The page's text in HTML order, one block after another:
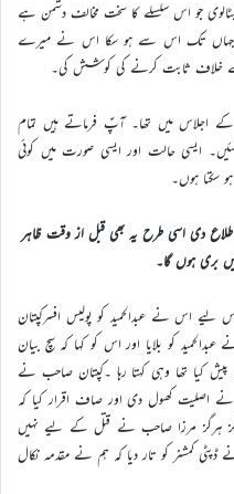
بٹالوی جو اس سلسلے کا سخت مخالف دشمن ہے
جہاں تک اس سے ہو سکا اس نے میرے
خلاف ثابت کرنے کی کوشش کی۔
کے اجلاس میں تھا۔ آپؑ فرماتے ہیں تمام
ایسی حالت اور ایسی صورت میں کوئی
سکتا ہوں۔
دی اسی طرح یہ بھی قبل از وقت ظاہر
بری ہوں گا۔
لیے اس نے عبدالحمید کو پولیس افسرکپتان
کو بلایا اور اس کو کہا کہ سچ بیان
کیا تھا وہی کہتا رہا ۔کپتان صاحب نے
اصلیت کھول دی اور صاف اقرار کیا کہ
ہرگز ہرگز مرزا صاحب نے قتل کے لیے نہیں
کمشنر کو تار دیا کہ ہم نے مقدمہ نکال